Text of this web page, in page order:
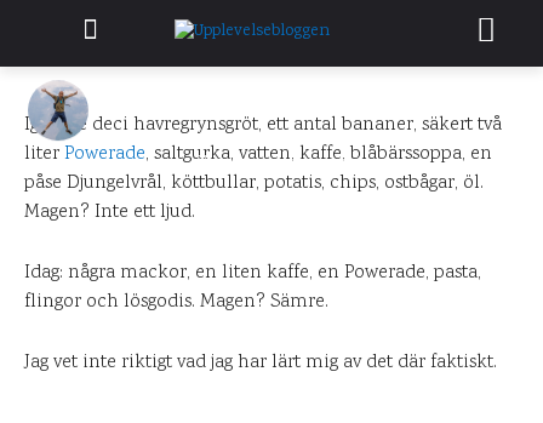
Magens alla kontraster
0 KOMMENTARER
Igår: tre deci havregrynsgröt, ett antal bananer, säkert två
literPowerade, saltgurka, vatten, kaffe, blåbärssoppa, en
påse Djungelvrål, köttbullar, potatis, chips, ostbågar, öl.
Magen? Inte ett ljud.
Idag: några mackor, en liten kaffe, en Powerade, pasta,
flingor och lösgodis. Magen? Sämre.
Jag vet inte riktigt vad jag har lärt mig av det där faktiskt.